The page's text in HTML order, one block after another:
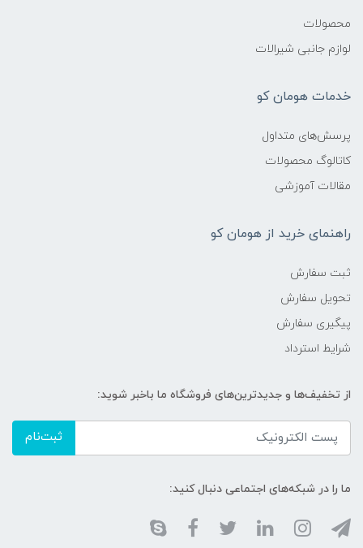
محصولات
لوازم جانبی شیرالات
خدمات هومان کو
پرسش‌های متداول
کاتالوگ محصولات
مقالات آموزشی
راهنمای خرید از هومان کو
ثبت سفارش
تحویل سفارش
پیگیری سفارش
شرایط استرداد
از تخفیف‌ها و جدیدترین‌های فروشگاه ما باخبر شوید:
ثبت‌نام
ما را در شبکه‌های اجتماعی دنبال کنید: